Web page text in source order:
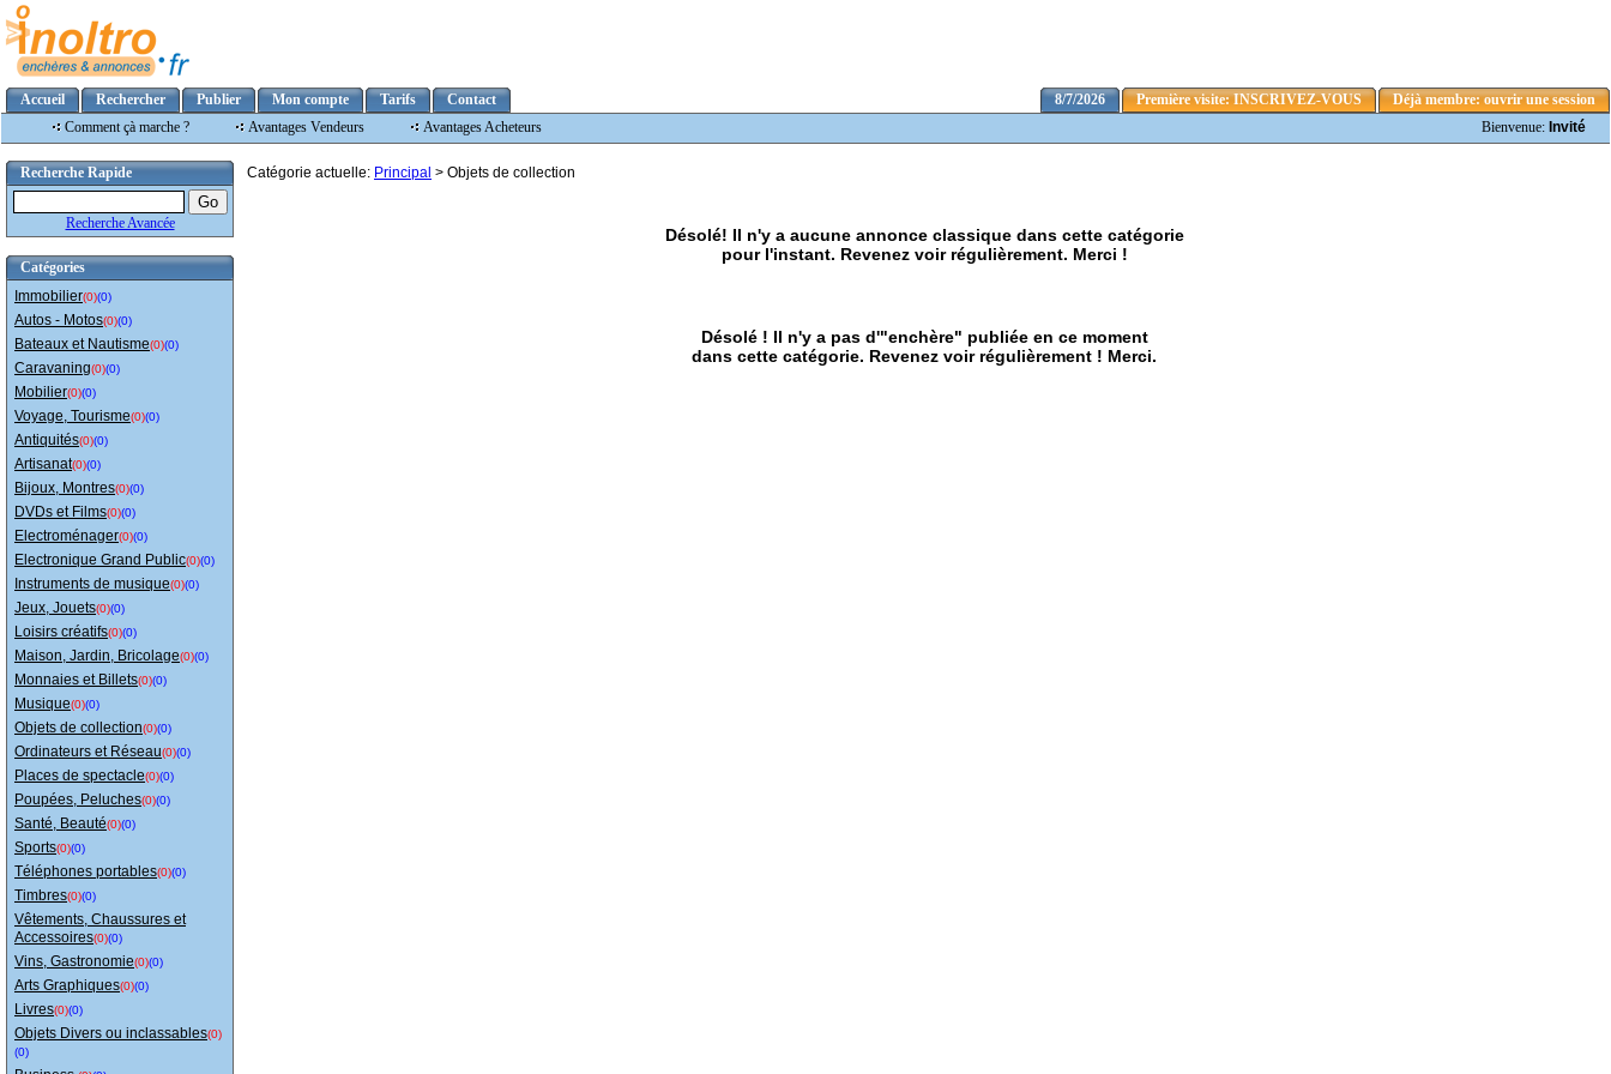
Accueil Rechercher Publier Mon compte Tarifs Contact 8/7/2026 Première visite: INSCRIVEZ-VOUS
Déjà membre: ouvrir une session
Comment çà marche ?
Avantages Vendeurs Avantages Acheteurs Bienvenue: Invité
Recherche Rapide
Recherche Avancée
Catégories
Immobilier(0)(0)
Autos - Motos(0)(0)
Bateaux et Nautisme(0)(0)
Caravaning(0)(0)
Mobilier(0)(0)
Voyage, Tourisme(0)(0)
Antiquités(0)(0)
Artisanat(0)(0)
Bijoux, Montres(0)(0)
DVDs et Films(0)(0)
Electroménager(0)(0)
Electronique Grand Public(0)(0)
Instruments de musique(0)(0)
Jeux, Jouets(0)(0)
Loisirs créatifs(0)(0)
Maison, Jardin, Bricolage(0)(0)
Monnaies et Billets(0)(0)
Musique(0)(0)
Objets de collection(0)(0)
Ordinateurs et Réseau(0)(0)
Places de spectacle(0)(0)
Poupées, Peluches(0)(0)
Santé, Beauté(0)(0)
Sports(0)(0)
Téléphones portables(0)(0)
Timbres(0)(0)
Vêtements, Chaussures et
Accessoires(0)(0)
Vins, Gastronomie(0)(0)
Arts Graphiques(0)(0)
Livres(0)(0)
Objets Divers ou inclassables(0)
(0)
Catégorie actuelle: Principal > Objets de collection
Désolé! Il n'y a aucune annonce classique dans cette catégorie
pour l'instant. Revenez voir régulièrement. Merci !
Désolé ! Il n'y a pas d'"enchère" publiée en ce moment
dans cette catégorie. Revenez voir régulièrement ! Merci.